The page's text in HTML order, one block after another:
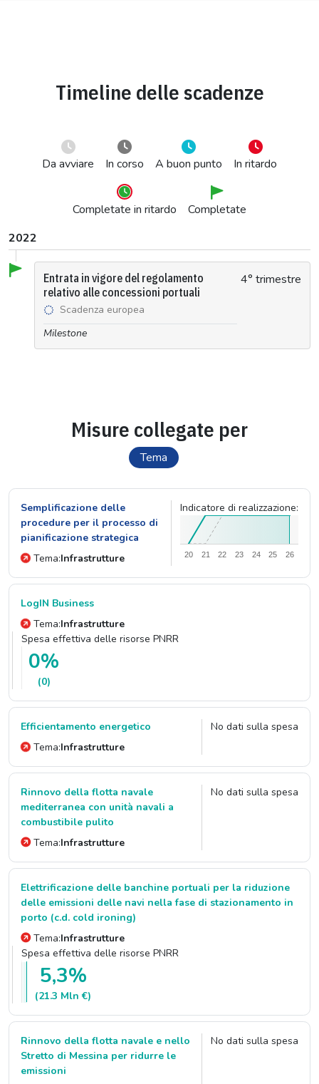
Timeline delle scadenze
Da avviare In corso A buon punto In ritardo
Completate in ritardo
Completate
2022
Entrata in vigore del regolamento
relativo alle concessioni portuali
Scadenza europea
Milestone
4° trimestre
Misure collegate per
Tema
Semplificazione delle
procedure per il processo di
pianificazione strategica
Tema:Infrastrutture
Indicatore di realizzazione:
20 21 22 23 24 25 26
LogIN Business
Tema:Infrastrutture
Spesa effettiva delle risorse PNRR
0%
(0)
Efficientamento energetico
Tema:Infrastrutture
No dati sulla spesa
Rinnovo della flotta navale
mediterranea con unità navali a
combustibile pulito
Tema:Infrastrutture
No dati sulla spesa
Elettrificazione delle banchine portuali per la riduzione
delle emissioni delle navi nella fase di stazionamento in
porto (c.d. cold ironing)
Tema:Infrastrutture
Spesa effettiva delle risorse PNRR
5,3%
(21.3 Mln €)
Rinnovo della flotta navale e nello
Stretto di Messina per ridurre le
emissioni
No dati sulla spesa